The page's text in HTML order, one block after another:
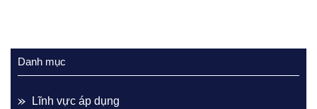
Danh mục
Lĩnh vực áp dụng